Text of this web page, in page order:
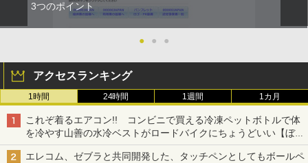
3つのポイント
● ● ●
アクセスランキング
1時間 24時間 1週間 1カ月
これぞ着るエアコン!! コンビニで買える冷凍ペットボトルで体
を冷やす山善の水冷ベストがロードバイクにちょうどいい【ぼっ
ち・ざ・ろーど！その14】【空いた時間でなにしてる？】
エレコム、ゼブラと共同開発した、タッチペンとしてもボールペ